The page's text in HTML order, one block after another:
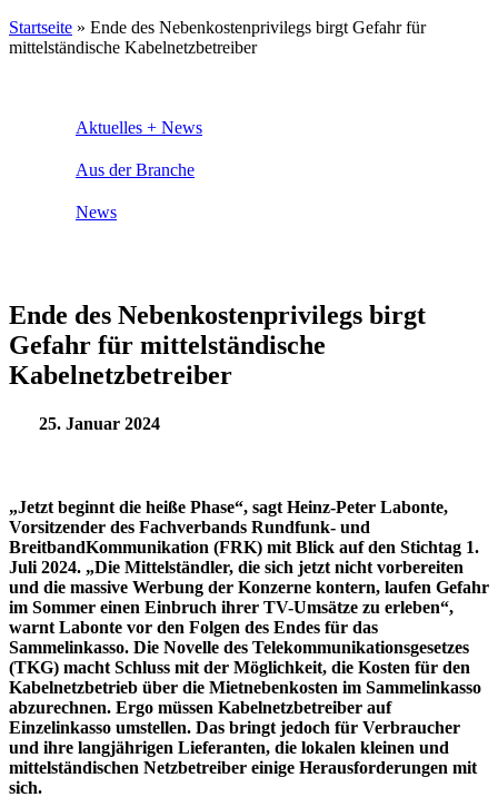
Startseite » Ende des Nebenkostenprivilegs birgt Gefahr für
mittelständische Kabelnetzbetreiber
Aktuelles + News
Aus der Branche
News
Ende des Nebenkostenprivilegs birgt
Gefahr für mittelständische
Kabelnetzbetreiber
25. Januar 2024
„Jetzt beginnt die heiße Phase“, sagt Heinz-Peter Labonte,
Vorsitzender des Fachverbands Rundfunk- und
BreitbandKommunikation (FRK) mit Blick auf den Stichtag 1.
Juli 2024. „Die Mittelständler, die sich jetzt nicht vorbereiten
und die massive Werbung der Konzerne kontern, laufen Gefahr
im Sommer einen Einbruch ihrer TV-Umsätze zu erleben“,
warnt Labonte vor den Folgen des Endes für das
Sammelinkasso. Die Novelle des Telekommunikationsgesetzes
(TKG) macht Schluss mit der Möglichkeit, die Kosten für den
Kabelnetzbetrieb über die Mietnebenkosten im Sammelinkasso
abzurechnen. Ergo müssen Kabelnetzbetreiber auf
Einzelinkasso umstellen. Das bringt jedoch für Verbraucher
und ihre langjährigen Lieferanten, die lokalen kleinen und
mittelständischen Netzbetreiber einige Herausforderungen mit
sich.